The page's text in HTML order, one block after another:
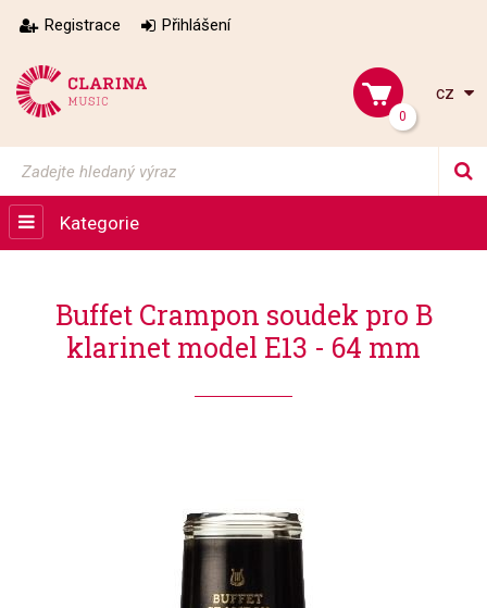
Registrace Přihlášení
0
cz
Kategorie
Buffet Crampon soudek pro B
klarinet model E13 - 64 mm